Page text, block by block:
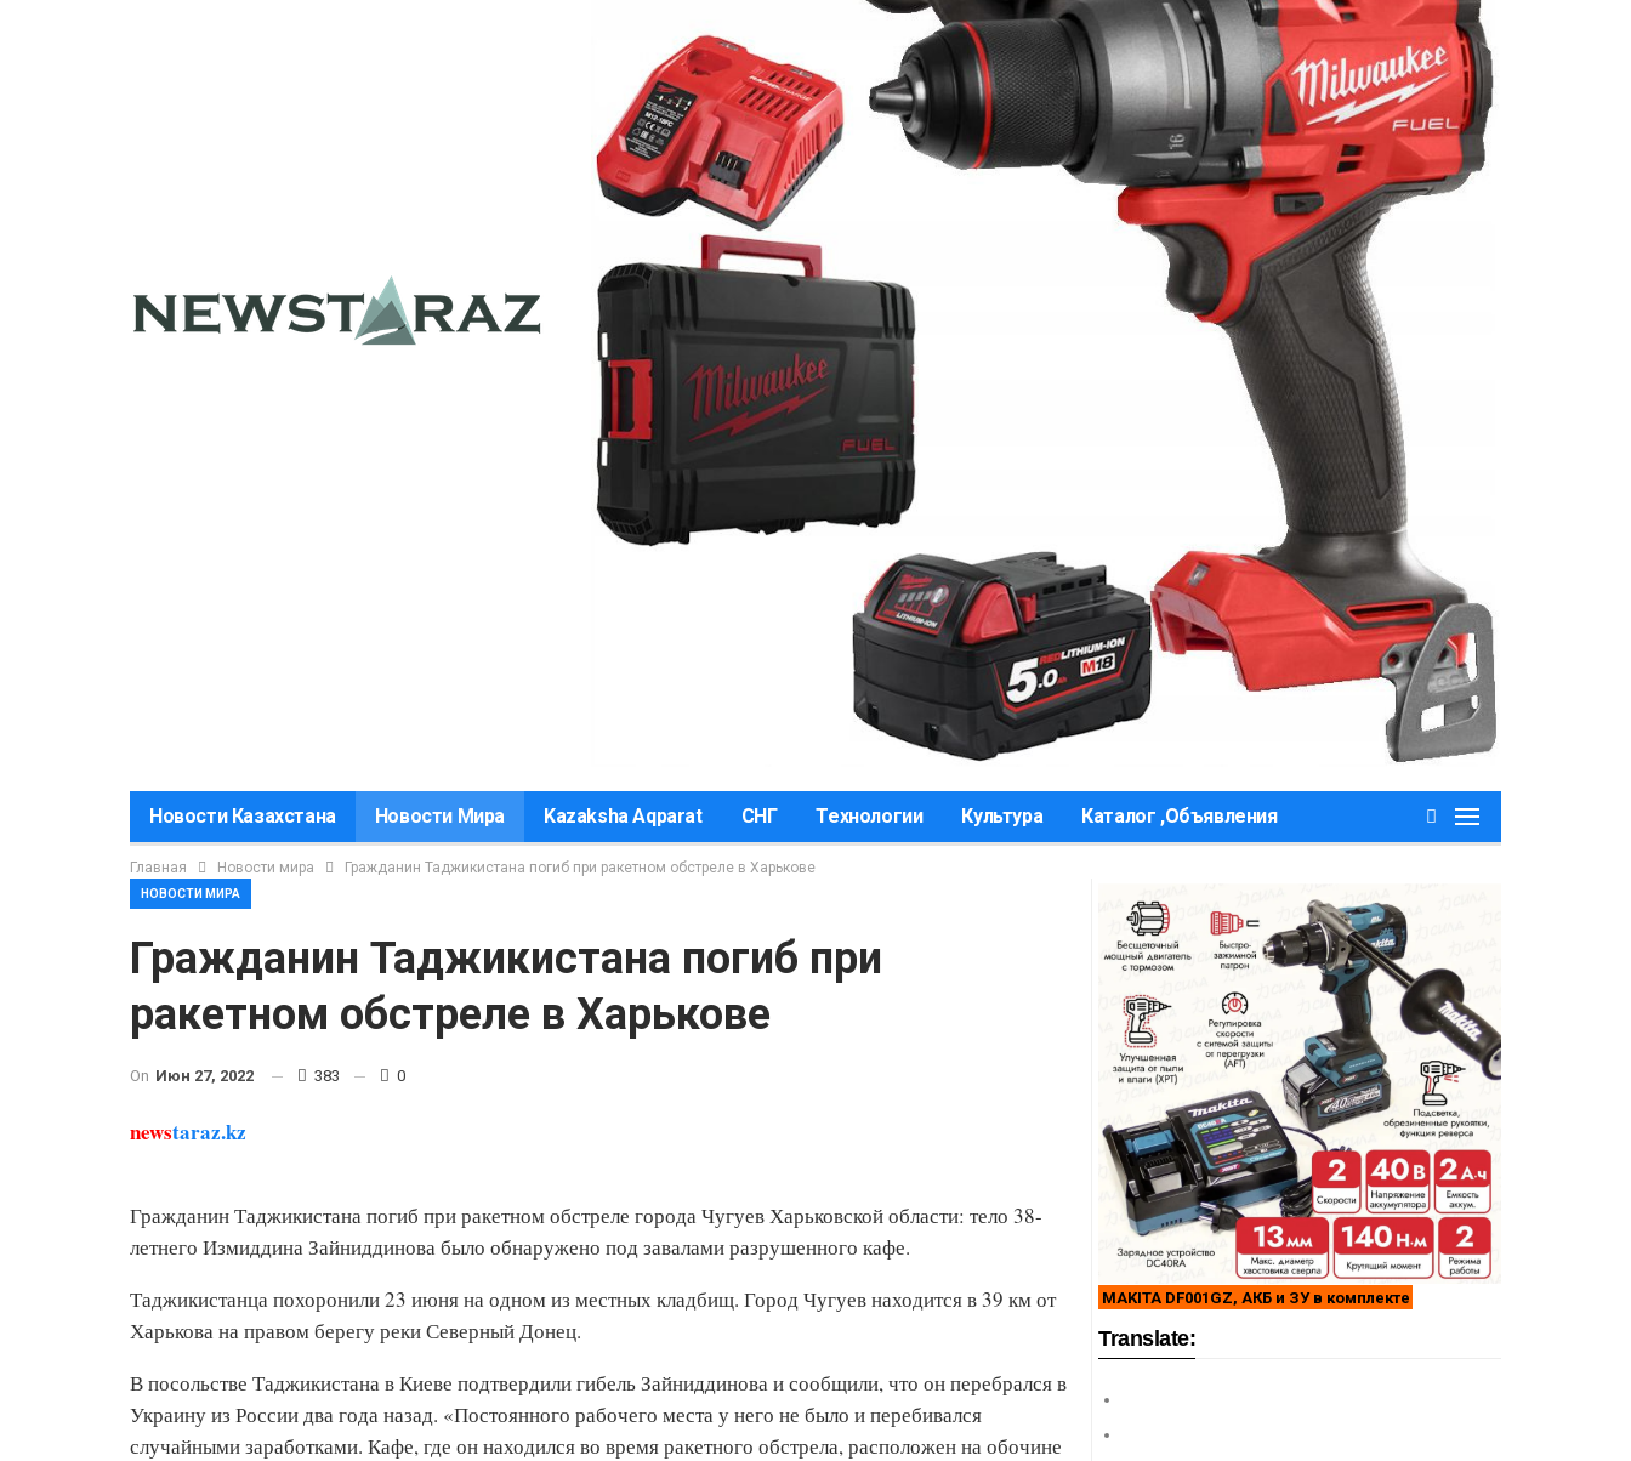
Новости Казахстана Новости Мира Kazaksha Aqparat СНГ Технологии Культура Каталог ,Объявления
Главная Новости мира Гражданин Таджикистана погиб при ракетном обстреле в Харькове
НОВОСТИ МИРА
Гражданин Таджикистана погиб при
ракетном обстреле в Харькове
On Июн 27, 2022 383 0
newstaraz.kz
Гражданин Таджикистана погиб при ракетном обстреле города Чугуев Харьковской области: тело 38-
летнего Измиддина Зайниддинова было обнаружено под завалами разрушенного кафе.
Таджикистанца похоронили 23 июня на одном из местных кладбищ. Город Чугуев находится в 39 км от
Харькова на правом берегу реки Северный Донец.
В посольстве Таджикистана в Киеве подтвердили гибель Зайниддинова и сообщили, что он перебрался в
Украину из России два года назад. «Постоянного рабочего места у него не было и перебивался
случайными заработками. Кафе, где он находился во время ракетного обстрела, расположен на обочине
MAKITA DF001GZ, АКБ и ЗУ в комплекте
Translate: